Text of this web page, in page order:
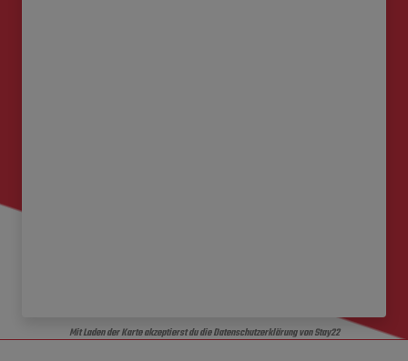
Mit Laden der Karte akzeptierst du die Datenschutzerklärung von Stay22